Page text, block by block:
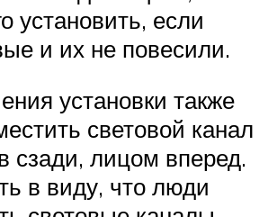
установить, если
и их не повесили.
установки также
световой канал
сзади, лицом вперед.
в виду, что люди